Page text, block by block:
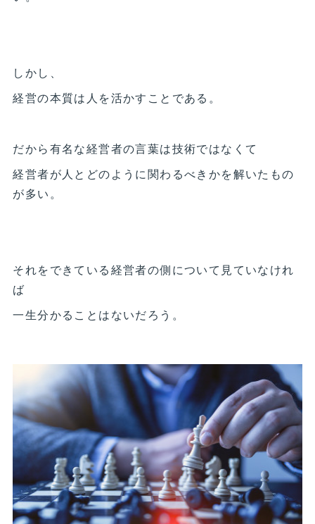
しかし、
経営の本質は人を活かすことである。
だから有名な経営者の言葉は技術ではなくて
経営者が人とどのように関わるべきかを解いたもの
が多い。
それをできている経営者の側について見ていなけれ
ば
一生分かることはないだろう。